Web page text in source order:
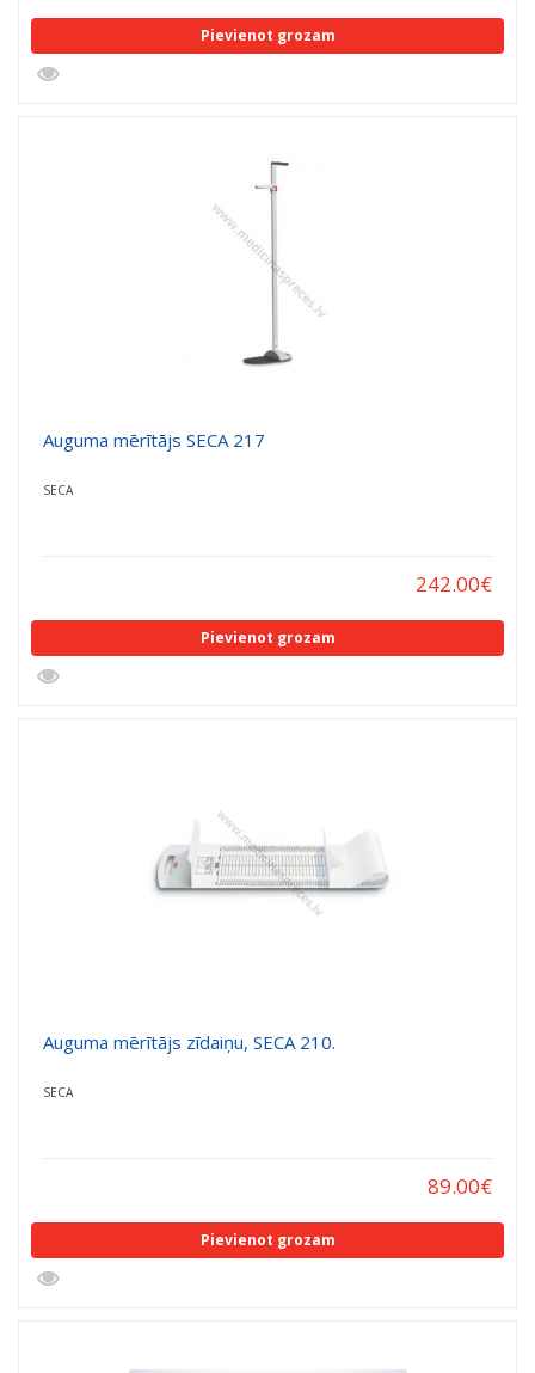
Pievienot grozam
Auguma mērītājs SECA 217
SECA
242.00€
Pievienot grozam
Auguma mērītājs zīdaiņu, SECA 210.
SECA
89.00€
Pievienot grozam